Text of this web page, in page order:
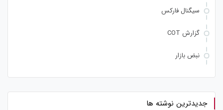
سیگنال فارکس
گزارش COT
نبض بازار
جدیدترین نوشته ها